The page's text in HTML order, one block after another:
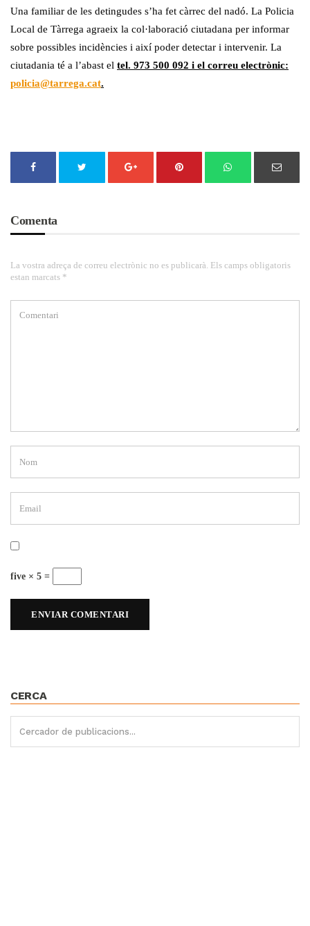
Una familiar de les detingudes s’ha fet càrrec del nadó. La Policia
Local de Tàrrega agraeix la col·laboració ciutadana per informar
sobre possibles incidències i així poder detectar i intervenir. La
ciutadania té a l’abast el tel. 973 500 092 i el correu electrònic:
policia@tarrega.cat.
Comenta
La vostra adreça de correu electrònic no es publicarà. Els camps obligatoris
estan marcats *
five × 5 =
CERCA